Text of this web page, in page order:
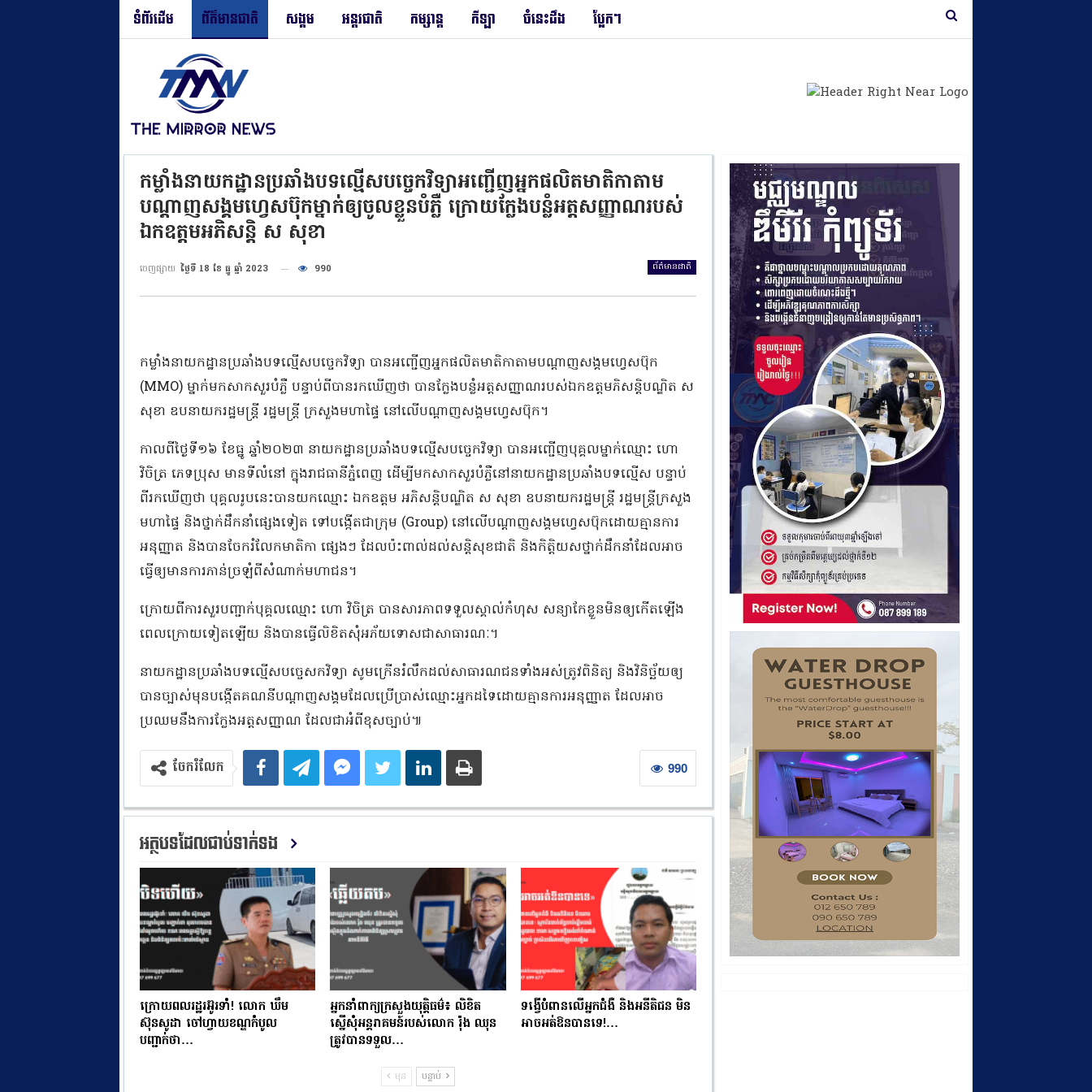
ទំព័រដើម ព័ត៌មានជាតិ សង្គម អន្តរជាតិ កម្សាន្ត កីឡា ចំនេះដឹង ប្លែកៗ
កម្លាំងនាយកដ្ឋាន​ប្រឆាំង​បទល្មើស​បច្ចេកវិទ្យា​អញ្ជេីញអ្នកផលិតមាតិកាតាម
បណ្ដាញសង្គមហ្វេសប៊ុកម្នាក់ឲ្យចូលខ្លួនបំភ្លឺ ក្រោយក្លែងបន្លំអត្តសញ្ញាណរបស់
ឯកឧត្ដមអភិសន្តិ ស សុខា
ព័ត៌មានជាតិ
ចេញផ្សាយ ថ្ងៃទី 18 ខែ ធ្នូ ឆ្នាំ 2023 990
កម្លាំងនាយកដ្ឋាន​ប្រឆាំង​បទល្មើស​បច្ចេកវិទ្យា​ បានអញ្ជេីញអ្នកផលិតមាតិកាតាមបណ្ដាញសង្គមហ្វេសប៊ុក
(MMO) ម្នាក់មកសាកសួរបំភ្លឺ​ បន្ទាប់ពីបានរកឃេីញថា​ បានក្លែងបន្លំអត្ដសញ្ញាណរបស់ឯកឧត្ដមភិសន្ដិបណ្ឌិត​ ស​
សុខា​ ឧបនាយករដ្ឋមន្ត្រី​ រដ្ឋមន្ត្រី​ ក្រសួង​មហាផ្ទៃ​ នៅលេីបណ្ដាញសង្គមហ្វេសប៊ុក។
កាលពីថ្ងៃទី១៦ ខែធ្នូ​ ឆ្នាំ​២០២៣​ នាយកដ្ឋានប្រឆាំងបទល្មេីសបច្ចេកវិទ្យា​ បានអញ្ជេីញបុគ្គលម្នាក់ឈ្មោះ​ ហោ
វិចិត្រ ភេទប្រុស​ មានទីលំនៅ​ ក្នុងរាជធានីភ្នំពេញ ដេីម្បីមកសាកសួរបំភ្លឺ​នៅ​នាយកដ្ឋាន​ប្រឆាំង​បទល្មើស​ បន្ទាប់
ពីរកឃេីញថា​ បុគ្គលរូបនេះបាន​យកឈ្មោះ​ ឯកឧត្តម អភិសន្ដិបណ្ឌិត​ ស​ សុខា​ ឧបនាយករដ្ឋមន្ត្រី​ រដ្ឋមន្ត្រី​ក្រសួង​
មហាផ្ទៃ​ និងថ្នាក់ដឹកនាំផ្សេងទៀត​ ទៅបង្កេីតជា​ក្រុម​ (Group) នៅលេីបណ្ដាញសង្គមហ្វេសប៊ុក​ដោយ​គ្មាន​ការ​
អនុញ្ញាត​ និងបានចែករំលែកមាតិកា ផ្សេងៗ ដែលប៉ះពាល់ដល់សន្តិសុខជាតិ​​ និង​កិត្តិយស​ថ្នាក់​ដឹកនាំ​ដែល​អាច​
ធ្វេីឲ្យមានការ​ភាន់​ច្រឡំ​ពីសំណាក់មហាជន​​។
ក្រោយពីការសួរបញ្ជាក់បុគ្គលឈ្មោះ​ ហោ វិចិត្រ បានសារភាព​ទទួលស្គាល់កំហុស​ ​​សន្យាកែខ្លួនមិនឲ្យកើតឡើង
ពេលក្រោយទៀតឡើយ និង​បាន​ធ្វើ​លិខិត​សុំ​អភ័យទោស​ជា​សាធារណៈ​។
នាយកដ្ឋាន​ប្រឆាំងបទល្មើសបច្ចេសកវិទ្យា សូម​ក្រើនរំលឹក​ដល់​សាធារណជន​ទាំង​អស់​ត្រូវ​ពិនិត្យ​ និង​វិនិច្ឆ័យ​ឲ្យ​
បាន​ច្បាស់​មុន​បង្កើត​គណនី​បណ្តាញ​សង្គម​ដែល​ប្រើប្រាស់​ឈ្មោះ​អ្នក​ដទៃ​ដោយ​គ្មាន​ការ​អនុញ្ញាត​ ដែល​អាច​
ប្រឈម​នឹង​ការ​ក្លែង​អត្តសញ្ញាណ​ ដែលជាអំពីខុសច្បាប់៕
990
ចែករំលែក
អត្ថបទដែលជាប់ទាក់ទង
ក្រោយពលរដ្ឋរអ៊ូរទាំ! លោក ឃឹម
ស៊ុនសូដា ចៅហ្វាយខណ្ឌកំបូល
បញ្ជាក់ថា…
អ្នកនាំពាក្យក្រសួងយុត្តិធម៌៖ លិខិត
ស្នើសុំអន្តរាគមន៍របស់លោក រ៉ុង ឈុន
ត្រូវបានទទួល…
ទង្វើបំពានលើអ្នកជំងឺ និងអនីតិជន មិន
អាចអត់ឱនបានទេ!…
មុន បន្ទាប់